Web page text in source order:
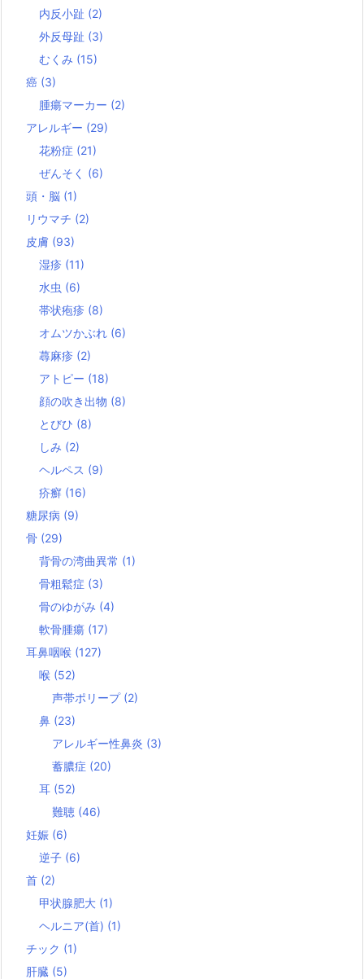
内反小趾 (2)
外反母趾 (3)
むくみ (15)
癌 (3)
腫瘍マーカー (2)
アレルギー (29)
花粉症 (21)
ぜんそく (6)
頭・脳 (1)
リウマチ (2)
皮膚 (93)
湿疹 (11)
水虫 (6)
帯状疱疹 (8)
オムツかぶれ (6)
蕁麻疹 (2)
アトピー (18)
顔の吹き出物 (8)
とびひ (8)
しみ (2)
ヘルペス (9)
疥癬 (16)
糖尿病 (9)
骨 (29)
背骨の湾曲異常 (1)
骨粗鬆症 (3)
骨のゆがみ (4)
軟骨腫瘍 (17)
耳鼻咽喉 (127)
喉 (52)
声帯ポリープ (2)
鼻 (23)
アレルギー性鼻炎 (3)
蓄膿症 (20)
耳 (52)
難聴 (46)
妊娠 (6)
逆子 (6)
首 (2)
甲状腺肥大 (1)
ヘルニア(首) (1)
チック (1)
肝臓 (5)